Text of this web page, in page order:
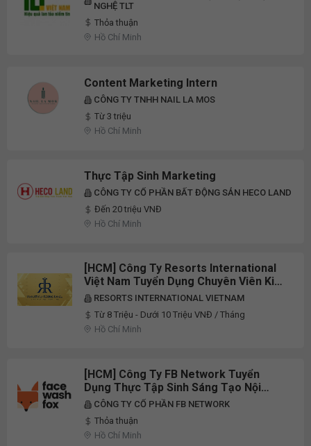
NGHỆ TLT
Thỏa thuận
Hồ Chí Minh
Content Marketing Intern
CÔNG TY TNHH NAIL LA MOS
Từ 3 triệu
Hồ Chí Minh
Thực Tập Sinh Marketing
CÔNG TY CỔ PHẦN BẤT ĐỘNG SẢN HECO LAND
Đến 20 triệu VNĐ
Hồ Chí Minh
[HCM] Công Ty Resorts International
Việt Nam Tuyển Dụng Chuyên Viên Kinh
Doanh/Telemarketing/Tiền Lương Và
Phúc Lợi (C&B)/Chăm Sóc Khách Hàng
Full-Time 2026
RESORTS INTERNATIONAL VIETNAM
Từ 8 Triệu - Dưới 10 Triệu VNĐ / Tháng
Hồ Chí Minh
[HCM] Công Ty FB Network Tuyển
Dụng Thực Tập Sinh Sáng Tạo Nội
Dung (Content Creator) Full-Time
2026
CÔNG TY CỔ PHẦN FB NETWORK
Thỏa thuận
Hồ Chí Minh